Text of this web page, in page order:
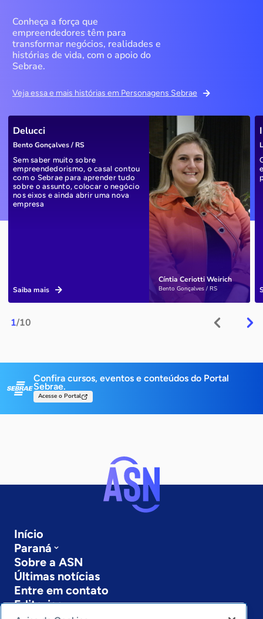
Conheça a força que
empreendedores têm para
transformar negócios, realidades e
histórias de vida, com o apoio do
Sebrae.
Veja essa e mais histórias em Personagens Sebrae
1/10
Cíntia Ceriotti Weirich
Bento Gonçalves / RS
Delucci
Bento Gonçalves / RS
Sem saber muito sobre
empreendedorismo, o casal contou
com o Sebrae para aprender tudo
sobre o assunto, colocar o negócio
nos eixos e ainda abrir uma nova
empresa
Saiba mais
Confira cursos, eventos e conteúdos do Portal
Sebrae.
Acesse o Portal
Início
Paraná
Sobre a ASN
Últimas notícias
Entre em contato
Editorias